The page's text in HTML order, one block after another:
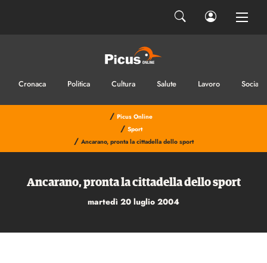
Cronaca Politica Cultura Salute Lavoro Sociale
/ Picus Online
/ Sport
/ Ancarano, pronta la cittadella dello sport
Ancarano, pronta la cittadella dello sport
martedì 20 luglio 2004